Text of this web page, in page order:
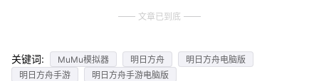
文章已到底
关键词: MuMu模拟器 明日方舟
明日方舟电脑版
明日方舟手游
明日方舟手游电脑版